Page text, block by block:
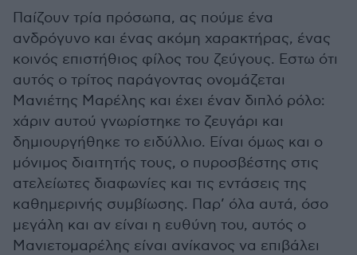
Παίζουν τρία πρόσωπα, ας πούμε ένα
ανδρόγυνο και ένας ακόμη χαρακτήρας, ένας
κοινός επιστήθιος φίλος του ζεύγους. Εστω ότι
αυτός ο τρίτος παράγοντας ονομάζεται
Μανιέτης Μαρέλης και έχει έναν διπλό ρόλο:
χάριν αυτού γνωρίστηκε το ζευγάρι και
δημιουργήθηκε το ειδύλλιο. Είναι όμως και ο
μόνιμος διαιτητής τους, ο πυροσβέστης στις
ατελείωτες διαφωνίες και τις εντάσεις της
καθημερινής συμβίωσης. Παρ’ όλα αυτά, όσο
μεγάλη και αν είναι η ευθύνη του, αυτός ο
Μανιετομαρέλης είναι ανίκανος να επιβάλει